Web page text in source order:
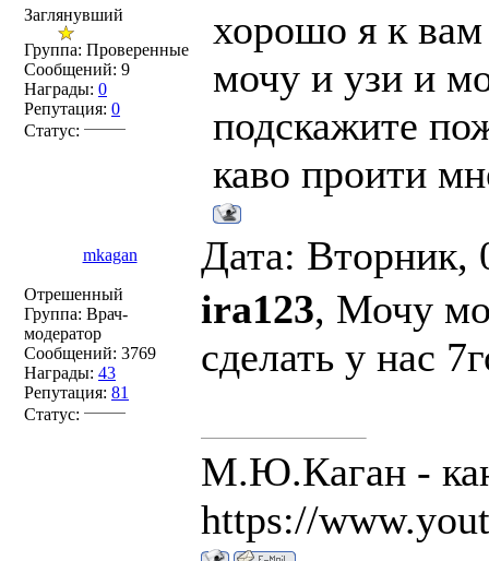
Заглянувший
Группа: Проверенные
Сообщений: 9
Награды: 0
Репутация: 0
Статус:
хорошо я к
мочу и узи и
подскажите
каво проити
mkagan Дата: Вторник,
Отрешенный
Группа: Врач-
модератор
Сообщений: 3769
Награды: 43
Репутация: 81
Статус:
ira123, Мочу
сделать у нас
М.Ю.Каган -
https://